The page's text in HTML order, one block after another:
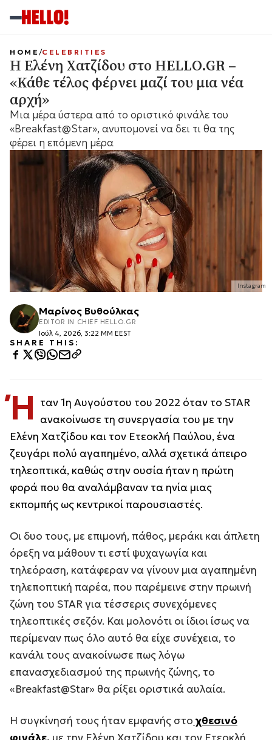
Instagram
HOME CELEBRITIES
Η Ελένη Χατζίδου στο HELLO.GR –
«Κάθε τέλος φέρνει μαζί του μια νέα
αρχή»
Μια μέρα ύστερα από το οριστικό φινάλε του
«Breakfast@Star», ανυπομονεί να δει τι θα της
φέρει η επόμενη μέρα
Μαρίνος Βυθούλκας
EDITOR IN CHIEF HELLO.GR
Ιούλ 4, 2026, 3:22 ΜΜ EEST
SHARE THIS:
Ή ταν 1η Αυγούστου του 2022 όταν το STAR
ανακοίνωσε τη συνεργασία του με την
Ελένη Χατζίδου και τον Ετεοκλή Παύλου, ένα
ζευγάρι πολύ αγαπημένο, αλλά σχετικά άπειρο
τηλεοπτικά, καθώς στην ουσία ήταν η πρώτη
φορά που θα αναλάμβαναν τα ηνία μιας
εκπομπής ως κεντρικοί παρουσιαστές.
Οι δυο τους, με επιμονή, πάθος, μεράκι και άπλετη
όρεξη να μάθουν τι εστί ψυχαγωγία και
τηλεόραση, κατάφεραν να γίνουν μια αγαπημένη
τηλεποπτική παρέα, που παρέμεινε στην πρωινή
ζώνη του STAR για τέσσερις συνεχόμενες
τηλεοπτικές σεζόν. Και μολονότι οι ίδιοι ίσως να
περίμεναν πως όλο αυτό θα είχε συνέχεια, το
κανάλι τους ανακοίνωσε πως λόγω
επανασχεδιασμού της πρωινής ζώνης, το
«Breakfast@Star» θα ρίξει οριστικά αυλαία.
Η συγκίνησή τους ήταν εμφανής στο χθεσινό